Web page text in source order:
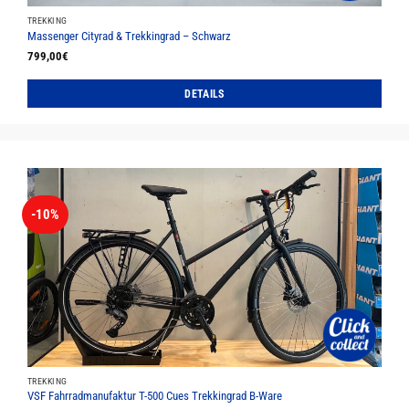
TREKKING
Massenger Cityrad & Trekkingrad – Schwarz
799,00€
DETAILS
mehrere
Varianten
auf.
Die
Optionen
können
auf
der
Produktseite
gewählt
werden
-10%
TREKKING
VSF Fahrradmanufaktur T-500 Cues Trekkingrad B-Ware